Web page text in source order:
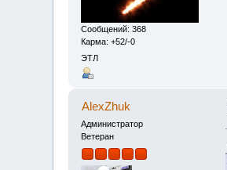
Сообщений: 368
Карма: +52/-0
ЭТЛ
AlexZhuk
Администратор
Ветеран